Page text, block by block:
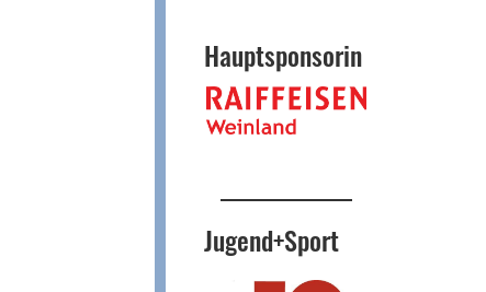
Hauptsponsorin
Jugend+Sport